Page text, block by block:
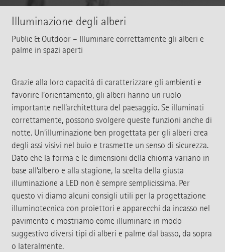
Illuminazione degli alberi
Public & Outdoor – Illuminare correttamente gli alberi e
palme in spazi aperti
Grazie alla loro capacità di caratterizzare gli ambienti e
favorire l’orientamento, gli alberi hanno un ruolo
importante nell’architettura del paesaggio. Se illuminati
correttamente, possono svolgere queste funzioni anche di
notte. Un’illuminazione ben progettata per gli alberi crea
degli assi visivi nel buio e trasmette un senso di sicurezza.
Dato che la forma e le dimensioni della chioma variano in
base all’albero e alla stagione, la scelta della giusta
illuminazione a LED non è sempre semplicissima. Per
questo vi diamo alcuni consigli utili per la progettazione
illuminotecnica con proiettori e apparecchi da incasso nel
pavimento e mostriamo come illuminare in modo
suggestivo diversi tipi di alberi e palme dal basso, da sopra
o lateralmente.